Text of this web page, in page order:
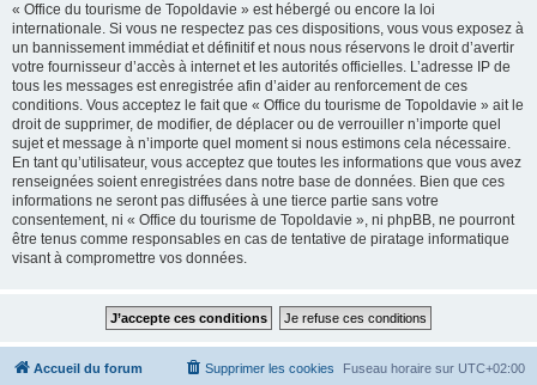
« Office du tourisme de Topoldavie » est hébergé ou encore la loi
internationale. Si vous ne respectez pas ces dispositions, vous vous exposez à
un bannissement immédiat et définitif et nous nous réservons le droit d’avertir
votre fournisseur d’accès à internet et les autorités officielles. L’adresse IP de
tous les messages est enregistrée afin d’aider au renforcement de ces
conditions. Vous acceptez le fait que « Office du tourisme de Topoldavie » ait le
droit de supprimer, de modifier, de déplacer ou de verrouiller n’importe quel
sujet et message à n’importe quel moment si nous estimons cela nécessaire.
En tant qu’utilisateur, vous acceptez que toutes les informations que vous avez
renseignées soient enregistrées dans notre base de données. Bien que ces
informations ne seront pas diffusées à une tierce partie sans votre
consentement, ni « Office du tourisme de Topoldavie », ni phpBB, ne pourront
être tenus comme responsables en cas de tentative de piratage informatique
visant à compromettre vos données.
Accueil du forum Fuseau horaire sur UTC+02:00
Supprimer les cookies